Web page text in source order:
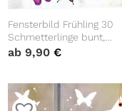
Fensterbild Frühling 30
Schmetterlinge bunt,
verschiedene Farben zur
Kinderzimmer
ab9,90€